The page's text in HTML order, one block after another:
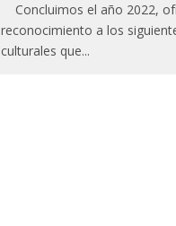
Concluimos el año 2022,
reconocimiento a los
culturales que...